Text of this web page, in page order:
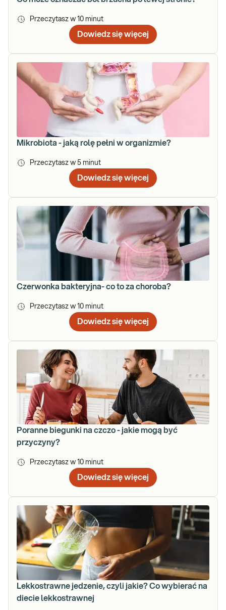
Przeczytasz w 10 minut
Dowiedz się więcej
Mikrobiota - jaką rolę pełni w organizmie?
Przeczytasz w 5 minut
Dowiedz się więcej
Czerwonka bakteryjna- co to za choroba?
Przeczytasz w 10 minut
Dowiedz się więcej
Poranne biegunki na czczo - jakie mogą być
przyczyny?
Przeczytasz w 10 minut
Dowiedz się więcej
Lekkostrawne jedzenie, czyli jakie? Co wybierać na
diecie lekkostrawnej